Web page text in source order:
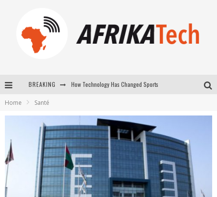
BREAKING
La Révolution Silencieuse : Quand Les Entrepreneurs Africains Décident de ne Plus se Taire
New to online sports betting? Consider These Tips to Play Your First Online Sports Betting Successfully
Home Santé